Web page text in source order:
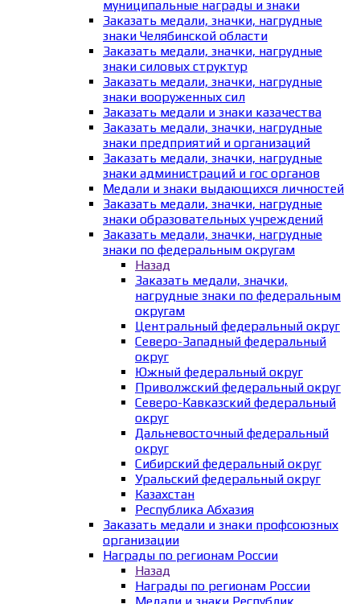
муниципальные награды и знаки
Заказать медали, значки, нагрудные
знаки Челябинской области
Заказать медали, значки, нагрудные
знаки силовых структур
Заказать медали, значки, нагрудные
знаки вооруженных сил
Заказать медали и знаки казачества
Заказать медали, значки, нагрудные
знаки предприятий и организаций
Заказать медали, значки, нагрудные
знаки администраций и гос органов
Медали и знаки выдающихся личностей
Заказать медали, значки, нагрудные
знаки образовательных учреждений
Заказать медали, значки, нагрудные
знаки по федеральным округам
Назад
Заказать медали, значки,
нагрудные знаки по федеральным
округам
Центральный федеральный округ
Северо-Западный федеральный
округ
Южный федеральный округ
Приволжский федеральный округ
Северо-Кавказский федеральный
округ
Дальневосточный федеральный
округ
Сибирский федеральный округ
Уральский федеральный округ
Казахстан
Республика Абхазия
Заказать медали и знаки профсоюзных
организации
Награды по регионам России
Назад
Награды по регионам России